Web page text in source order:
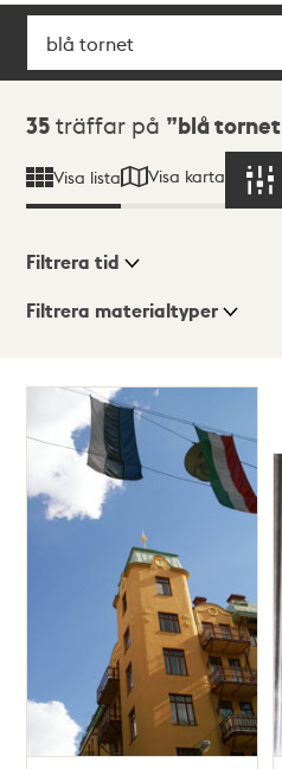
Sök
Sökresultat
35 träffar på blå tornet
Visa lista Visa karta
Visningsläge
Karta
Filtrera tid
Filtrera materialtyper